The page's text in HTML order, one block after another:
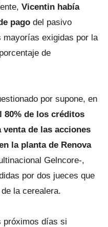
Vicentin había
pago del pasivo
mayorías exigidas por la
de
por supone, en
80% de los créditos
de las acciones
la planta de Renova
Gelncore-,
por dos jueces que
la cerealera.
próximos días si